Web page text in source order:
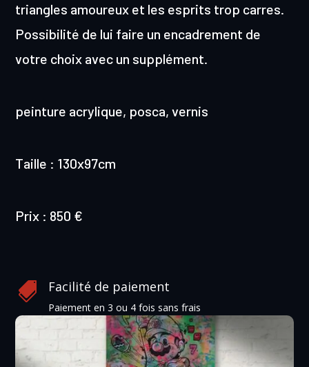
triangles amoureux et les esprits trop carres.
Possibilité de lui faire un encadrement de
votre choix avec un supplément.
peinture acrylique, posca, vernis
Taille : 130x97cm
Prix : 850 €
 Facilité de paiement
Paiement en 3 ou 4 fois sans frais